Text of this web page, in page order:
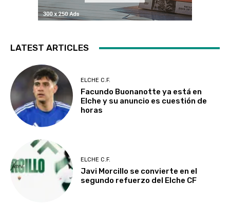
LATEST ARTICLES
ELCHE C.F.
Facundo Buonanotte ya está en
Elche y su anuncio es cuestión de
horas
ELCHE C.F.
Javi Morcillo se convierte en el
segundo refuerzo del Elche CF